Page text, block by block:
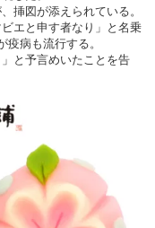
挿図が添えられている。
エと申す者なり」と名乗
疫病も流行する。
と予言めいたことを告